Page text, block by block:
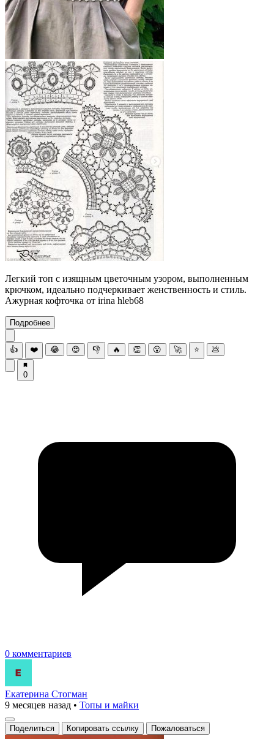
Легкий топ с изящным цветочным узором, выполненным
крючком, идеально подчеркивает женственность и стиль.
Ажурная кофточка от irina hleb68
Подробнее
👍 ❤️ 😂 😍 👎 🔥 👏 😮 🚀 ⭐ 💩
0
0 комментариев
Екатерина Стогман
9 месяцев назад • Топы и майки
Поделиться Копировать ссылку Пожаловаться